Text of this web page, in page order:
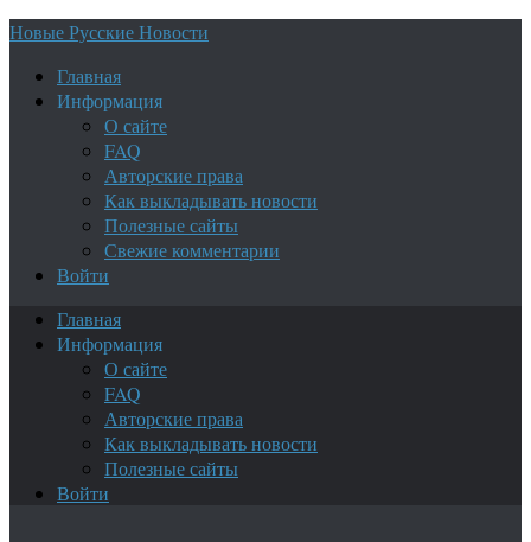
Новые Русские Новости
Главная
Информация
О сайте
FAQ
Авторские права
Как выкладывать новости
Полезные сайты
Свежие комментарии
Войти
Главная
Информация
О сайте
FAQ
Авторские права
Как выкладывать новости
Полезные сайты
Войти